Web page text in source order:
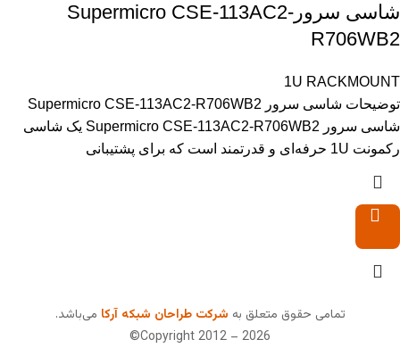
شاسی سرورSupermicro CSE-113AC2-
R706WB2
1U RACKMOUNT
توضیحات شاسی سرور Supermicro CSE-113AC2-R706WB2
شاسی سرور Supermicro CSE-113AC2-R706WB2 یک شاسی
رکمونت 1U حرفه‌ای و قدرتمند است که برای پشتیبانی
تمامی حقوق متعلق به شرکت طراحان شبکه آرکا می‌باشد.
Copyright 2012 – 2026©